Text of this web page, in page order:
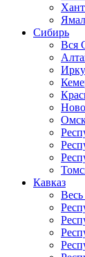
Сибирь
Вся
Кавказ
Весь